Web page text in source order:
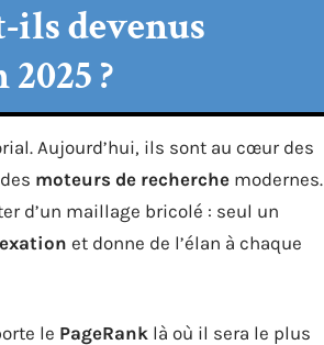
ils devenus
?
Aujourd’hui, ils sont au cœur des
moteurs de recherche modernes.
d’un maillage bricolé : seul un
et donne de l’élan à chaque
le PageRank là où il sera le plus